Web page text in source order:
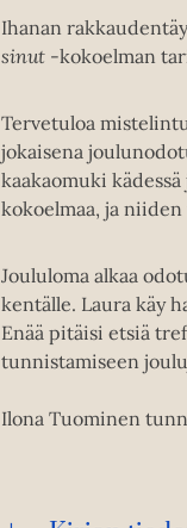
Ihanan
sinut -kokoelman
Tervetuloa
jokaisena
kaakaomuki
kokoelmaa, ja
Joululoma alkaa
kentälle. Laura käy
Enää pitäisi etsiä
tunnistamiseen
Ilona Tuominen